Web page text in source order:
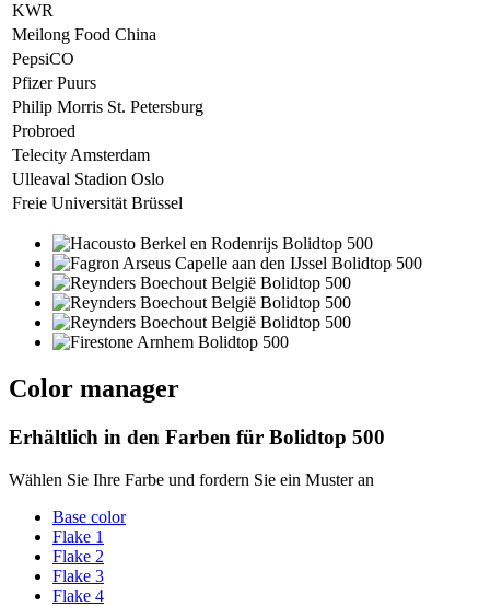
KWR
Meilong Food China
PepsiCO
Pfizer Puurs
Philip Morris St. Petersburg
Probroed
Telecity Amsterdam
Ulleaval Stadion Oslo
Freie Universität Brüssel
Color manager
Erhältlich in den Farben für Bolidtop 500
Wählen Sie Ihre Farbe und fordern Sie ein Muster an
Base color
Flake 1
Flake 2
Flake 3
Flake 4